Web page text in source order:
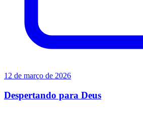
12 de março de 2026
Despertando para Deus